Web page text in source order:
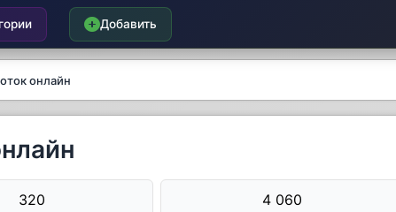
Добавить
онлайн
320 4 060